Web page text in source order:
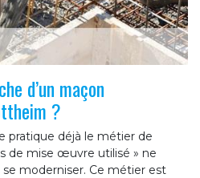
d’un maçon
?
pratique déjà le métier de
de mise œuvre utilisé » ne
moderniser. Ce métier est